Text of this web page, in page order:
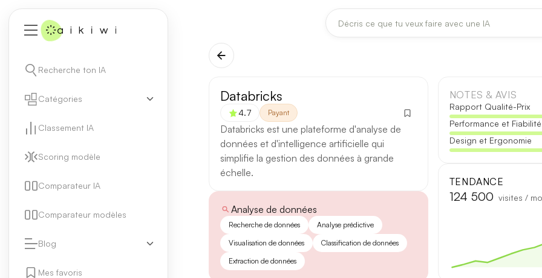
Recherche ton IA
Catégories
Classement IA
Scoring modèle
Comparateur IA
Comparateur modèles
Blog
Mes favoris
[TEST] Claude Opus 4.8 : ce qui change
5 août 2026
Anthropic met à jour Claude Opus le 2 août 2026. Cette
fiabilité des réponses longues et la vitesse de première réponse.
Ce qui change
Contexte étendu
— les documents longs sont traités d’un
Réponses longues— moins de pertes de fil sur les textes de
Première réponse
— latence réduite sur les requêtes courtes.
Databricks
4.7 Payant
Databricks est une plateforme d'analyse de
données et d'intelligence artificielle qui
simplifie la gestion des données à grande
échelle.
Analyse de données
Recherche de données
Analyse prédictive
Visualisation de données
Classification de données
Extraction de données
NOTES & AVIS
Rapport Qualité-Prix
Performance et Fiabilité
Design et Ergonomie
TENDANCE
124 500 visites /